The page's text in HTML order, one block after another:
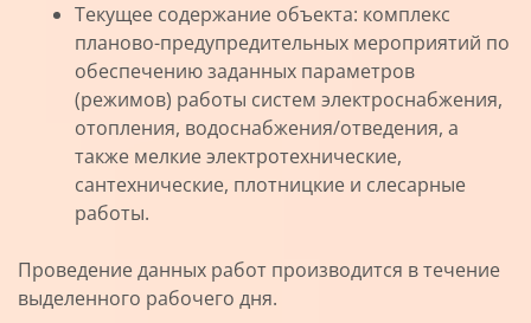
Текущее содержание объекта: комплекс
планово-предупредительных мероприятий по
обеспечению заданных параметров
(режимов) работы систем электроснабжения,
отопления, водоснабжения/отведения, а
также мелкие электротехнические,
сантехнические, плотницкие и слесарные
работы.
Проведение данных работ производится в течение
выделенного рабочего дня.